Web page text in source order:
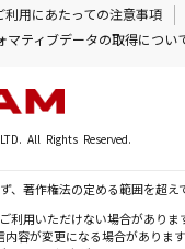
利用にあたっての注意事項
マティブデータの取得につい
All Rights Reserved.
著作権法の定める範囲を超
利用いただけない場合がありま
容が変更になる場合があります